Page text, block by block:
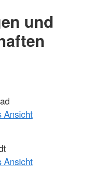
und
Ansicht
Ansicht